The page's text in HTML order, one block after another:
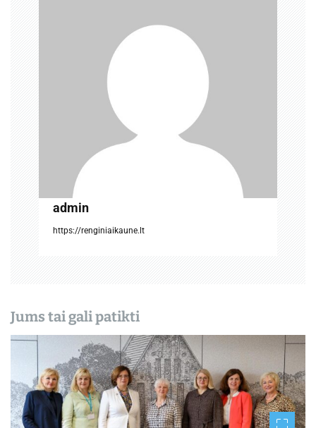
admin
https://renginiaikaune.lt
Jums tai gali patikti